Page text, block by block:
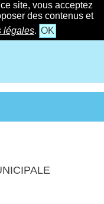
site, vous acceptez
des contenus et
légales. OK